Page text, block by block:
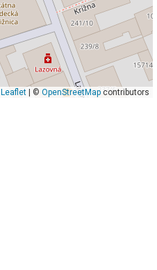
Leaflet| © OpenStreetMapcontributors